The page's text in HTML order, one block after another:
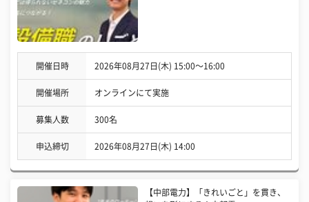
開催日時 2026年08月27日(木) 15:00〜16:00
開催場所 オンラインにて実施
募集人数 300名
申込締切 2026年08月27日(木) 14:00
【中部電力】「きれいごと」を貫き、